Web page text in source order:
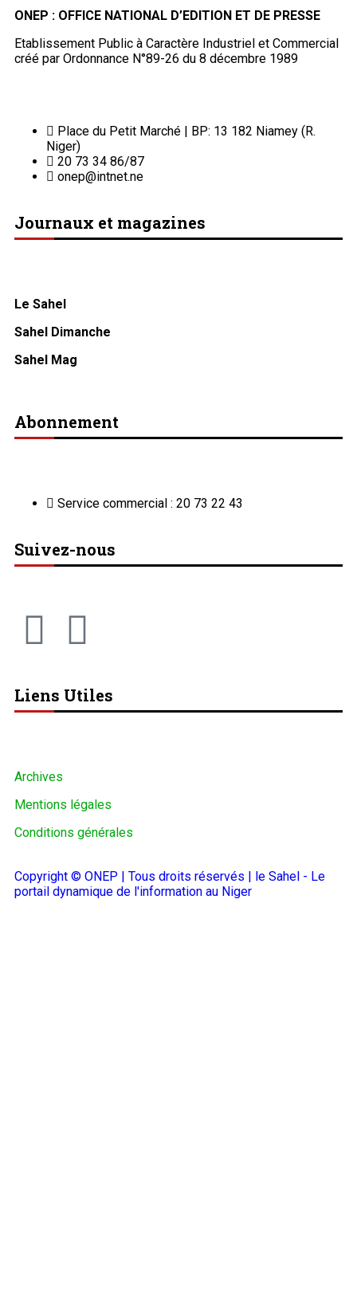
ONEP : OFFICE NATIONAL D’EDITION ET DE PRESSE
Etablissement Public à Caractère Industriel et Commercial
créé par Ordonnance N°89-26 du 8 décembre 1989
Place du Petit Marché | BP: 13 182 Niamey (R.
Niger)
20 73 34 86/87
onep@intnet.ne
Journaux et magazines
Le Sahel
Sahel Dimanche
Sahel Mag
Abonnement
Service commercial : 20 73 22 43
Suivez-nous
Liens Utiles
Archives
Mentions légales
Conditions générales
Copyright © ONEP | Tous droits réservés | le Sahel - Le
portail dynamique de l'information au Niger